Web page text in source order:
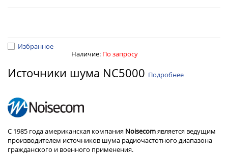
Избранное
Наличие: По запросу
Источники шума NC5000 Подробнее
С 1985 года американская компания Noisecomявляется ведущим
производителем источников шума радиочастотного диапазона
гражданского и военного применения.